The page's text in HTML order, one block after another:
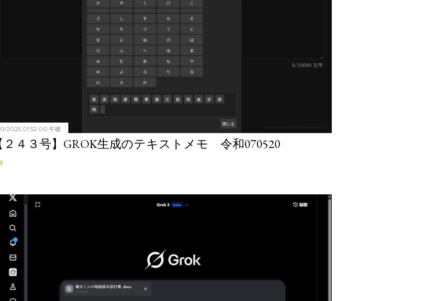
2025 01:52:00 午後
２４３号】GROK生成のテキストメモ 令和070520